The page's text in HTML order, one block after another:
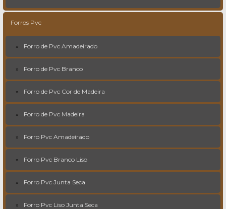
Forros Pvc
Forro de Pvc Amadeirado
Forro de Pvc Branco
Forro de Pvc Cor de Madeira
Forro de Pvc Madeira
Forro Pvc Amadeirado
Forro Pvc Branco Liso
Forro Pvc Junta Seca
Forro Pvc Liso Junta Seca